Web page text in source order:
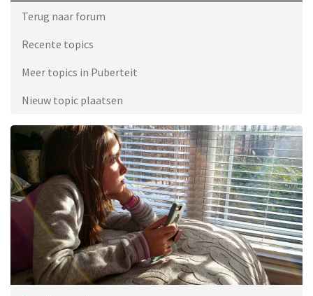
Terug naar forum
Recente topics
Meer topics in Puberteit
Nieuw topic plaatsen